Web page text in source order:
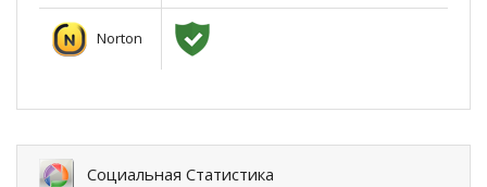
Norton
Социальная Статистика